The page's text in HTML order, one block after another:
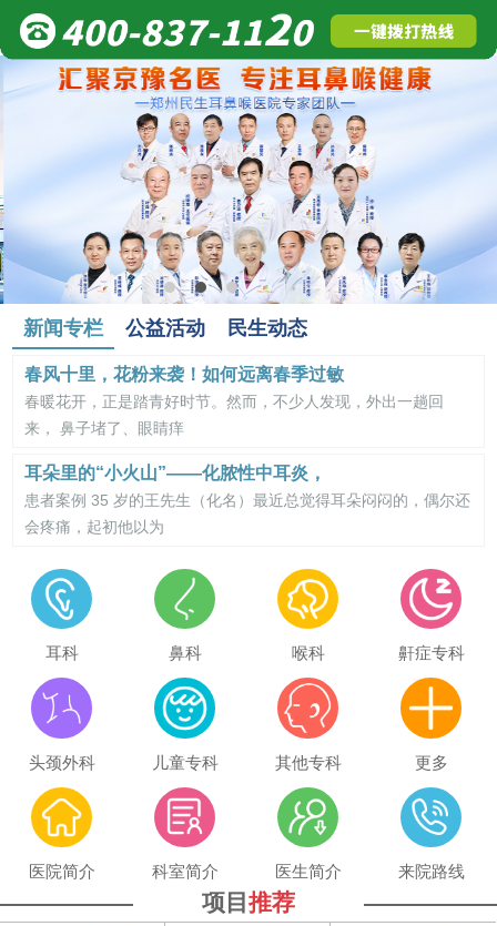
新闻专栏 公益活动 民生动态
春风十里，花粉来袭！如何远离春季过敏
春暖花开，正是踏青好时节。然而，不少人发现，外出一趟回
来， 鼻子堵了、眼睛痒
耳朵里的“小火山”——化脓性中耳炎，
患者案例 35 岁的王先生（化名）最近总觉得耳朵闷闷的，偶尔还
会疼痛，起初他以为
耳科 鼻科 喉科 鼾症专科
头颈外科 儿童专科 其他专科 更多
医院简介 科室简介 医生简介 来院路线
项目 推荐